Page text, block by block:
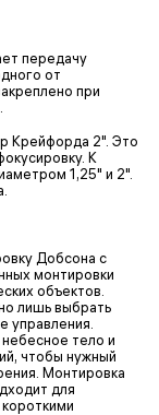
передачу
от
при
Крейфорда 2". Это
К
1,25" и 2".
Добсона с
монтировки
объектов.
лишь выбрать
управления.
тело и
чтобы нужный
Монтировка
для